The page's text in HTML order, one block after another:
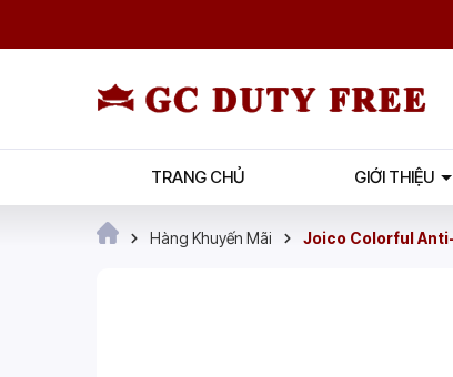
TRANG CHỦ GIỚI THIỆU
Hàng Khuyến Mãi Joico Colorful